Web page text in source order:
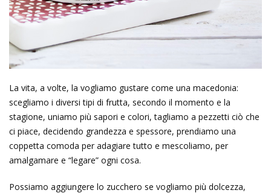
La vita, a volte, la vogliamo gustare come una macedonia:
scegliamo i diversi tipi di frutta, secondo il momento e la
stagione, uniamo più sapori e colori, tagliamo a pezzetti ciò che
ci piace, decidendo grandezza e spessore, prendiamo una
coppetta comoda per adagiare tutto e mescoliamo, per
amalgamare e “legare” ogni cosa.
Possiamo aggiungere lo zucchero se vogliamo più dolcezza,